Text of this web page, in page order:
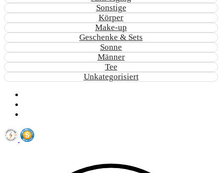
Sonstige
Körper
Make-up
Geschenke & Sets
Sonne
Männer
Tee
Unkategorisiert